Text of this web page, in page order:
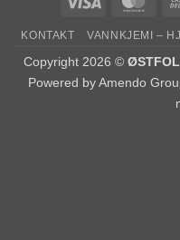
KONTAKT VANNKJEMI –
Copyright 2026 ©
Powered byAmendo